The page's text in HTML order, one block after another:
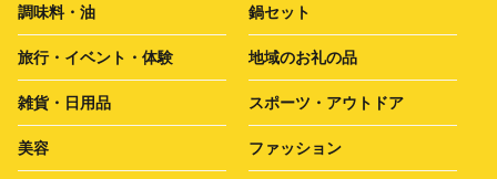
調味料・油 鍋セット
旅行・イベント・体験 地域のお礼の品
雑貨・日用品 スポーツ・アウトドア
美容 ファッション